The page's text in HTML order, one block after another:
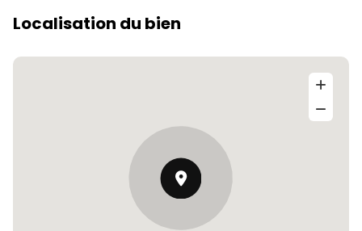
Localisation du bien